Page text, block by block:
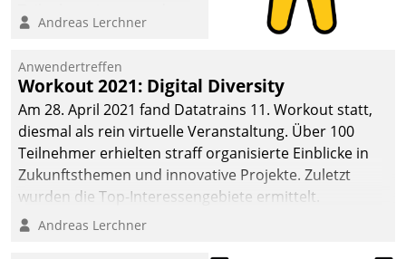
Teilnehmer kurzweilige
Cloud-Strategien und -
Lösungen mit hohem
Zukunftspotenzial.
Andreas Lerchner
Anwendertreffen
Workout 2021: Digital Diversity
Am 28. April 2021 fand Datatrains 11. Workout statt,
diesmal als rein virtuelle Veranstaltung. Über 100
Teilnehmer erhielten straff organisierte Einblicke in
Zukunftsthemen und innovative Projekte. Zuletzt
wurden die Top-Interessengebiete ermittelt.
Andreas Lerchner